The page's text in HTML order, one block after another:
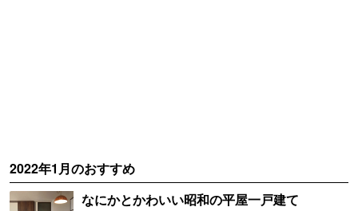
2022年1月のおすすめ
なにかとかわいい昭和の平屋一戸建て